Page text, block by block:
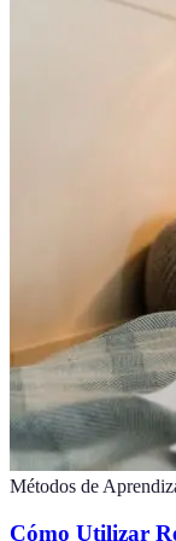
Métodos de
Cómo Utilizar